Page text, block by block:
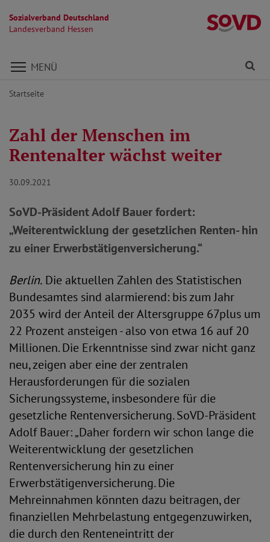
Sozialverband Deutschland
Landesverband Hessen
Direkt zu den Inhalten springen
MENÜ
Startseite
Zahl der Menschen im
Rentenalter wächst weiter
30.09.2021
SoVD-Präsident Adolf Bauer fordert:
„Weiterentwicklung der gesetzlichen Renten- hin
zu einer Erwerbstätigenversicherung.“
Berlin. Die aktuellen Zahlen des Statistischen
Bundesamtes sind alarmierend: bis zum Jahr
2035 wird der Anteil der Altersgruppe 67plus um
22 Prozent ansteigen - also von etwa 16 auf 20
Millionen. Die Erkenntnisse sind zwar nicht ganz
neu, zeigen aber eine der zentralen
Herausforderungen für die sozialen
Sicherungssysteme, insbesondere für die
gesetzliche Rentenversicherung. SoVD-Präsident
Adolf Bauer: „Daher fordern wir schon lange die
Weiterentwicklung der gesetzlichen
Rentenversicherung hin zu einer
Erwerbstätigenversicherung. Die
Mehreinnahmen könnten dazu beitragen, der
finanziellen Mehrbelastung entgegenzuwirken,
die durch den Renteneintritt der